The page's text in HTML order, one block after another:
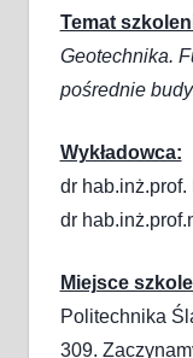
Temat
Geotechnika.
pośrednie
Wykładowca:
dr
dr
Miejsce
Politechnika
309.